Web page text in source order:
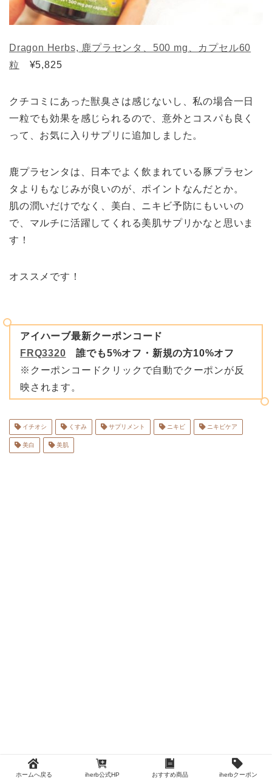
Dragon Herbs, 鹿プラセンタ、500 mg、カプセル60
粒
¥5,825
クチコミにあった獣臭さは感じないし、私の場合一日
一粒でも効果を感じられるので、意外とコスパも良く
って、お気に入りサプリに追加しました。
鹿プラセンタは、日本でよく飲まれている豚プラセン
タよりもなじみが良いのが、ポイントなんだとか。
肌の潤いだけでなく、美白、ニキビ予防にもいいの
で、マルチに活躍してくれる美肌サプリかなと思いま
す！
オススメです！
アイハーブ最新クーポンコード
FRQ3320 誰でも5%オフ・新規の方10%オフ
※クーポンコードクリックで自動でクーポンが反
映されます。
イチオシ くすみ サプリメント ニキビ ニキビケア
美白 美肌
ホームへ戻る iherb公式HP おすすめ商品 iherbクーポン